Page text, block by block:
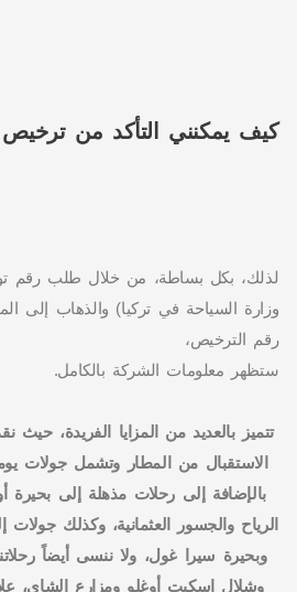
كيف يمكنني التأكد من
لذلك، بكل بساطة، من خلال طلب رقم
وزارة السياحة في تركيا) والذهاب إلى
رقم الترخيص،
ستظهر معلومات الشركة بالكامل.
تتميز بالعديد من المزايا الفريدة،
الاستقبال من المطار وتشمل جولات
بالإضافة إلى رحلات مذهلة إلى بحيرة
الرياح والجسور العثمانية، وكذلك
وبحيرة سيرا غول، ولا ننسى أيضاً
وشلال اسكيت أوغلو ومزارع الشاي،